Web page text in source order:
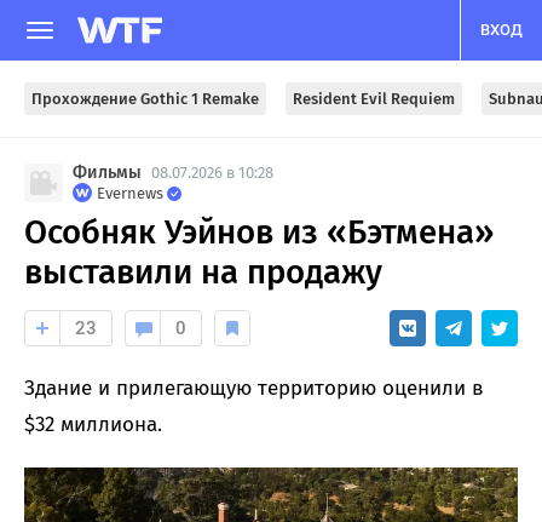
ВХОД
Прохождение Gothic 1 Remake Resident Evil Requiem
Фильмы 08.07.2026 в 10:28
Evernews
Особняк Уэйнов из «Бэтмена»
выставили на продажу
23 0
Здание и прилегающую территорию оценили в
$32 миллиона.